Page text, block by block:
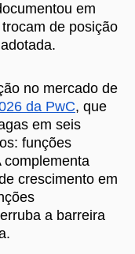
em
de posição
no mercado de
da PwC, que
em seis
funções
complementa
crescimento em
a barreira